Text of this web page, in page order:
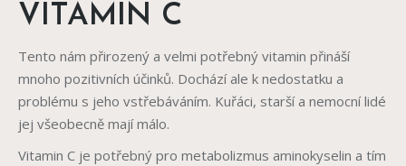
VITAMIN C
Tento nám přirozený a velmi potřebný vitamin přináší
mnoho pozitivních účinků. Dochází ale k nedostatku a
problému s jeho vstřebáváním. Kuřáci, starší a nemocní lidé
jej všeobecně mají málo.
Vitamin C je potřebný pro metabolizmus aminokyselin a tím